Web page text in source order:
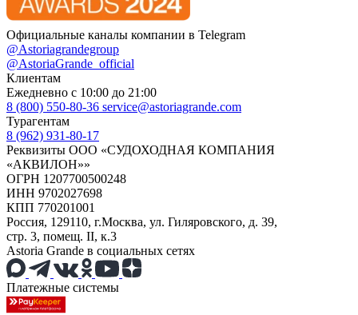
Официальные каналы компании в Telegram
@Astoriagrandegroup
@AstoriaGrande_official
Клиентам
Ежедневно с 10:00 до 21:00
8 (800) 550-80-36 service@astoriagrande.com
Турагентам
8 (962) 931-80-17
Реквизиты ООО «СУДОХОДНАЯ КОМПАНИЯ
«АКВИЛОН»»
ОГРН 1207700500248
ИНН 9702027698
КПП 770201001
Россия, 129110, г.Москва, ул. Гиляровского, д. 39,
стр. 3, помещ. II, к.3
Astoria Grande в социальных сетях
Платежные системы